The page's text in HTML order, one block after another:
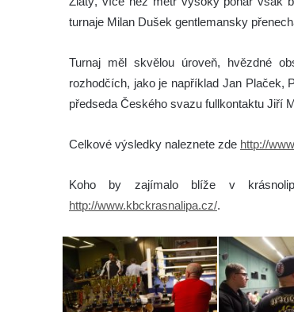
turnaje Milan Dušek gentlemansky
Turnaj měl skvělou úroveň, hvězdné
rozhodčích, jako je například Jan Plaček,
předseda Českého svazu fullkontaktu Jiří
Celkové výsledky naleznete zde http://
Koho by zajímalo blíže v
http://www.kbckrasnalipa.cz/.